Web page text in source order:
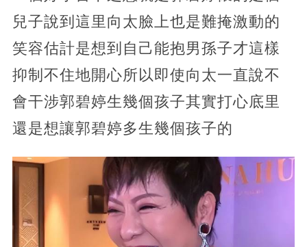
兒子說到這里向太臉上也是難掩激動的
笑容估計是想到自己能抱男孫子才這樣
抑制不住地開心所以即使向太一直說不
會干涉郭碧婷生幾個孩子其實打心底里
還是想讓郭碧婷多生幾個孩子的